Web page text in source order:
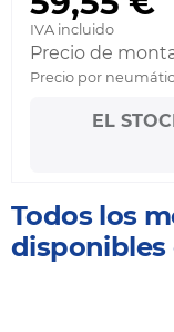
IVA incluido
Precio de
Precio por
EL
Todos los
disponibles